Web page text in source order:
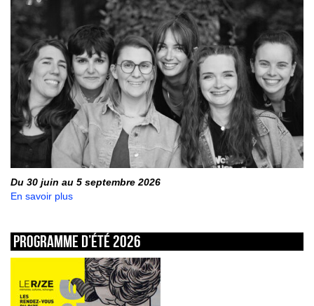
Du 30 juin au 5 septembre 2026
En savoir plus
Programme d’été 2026